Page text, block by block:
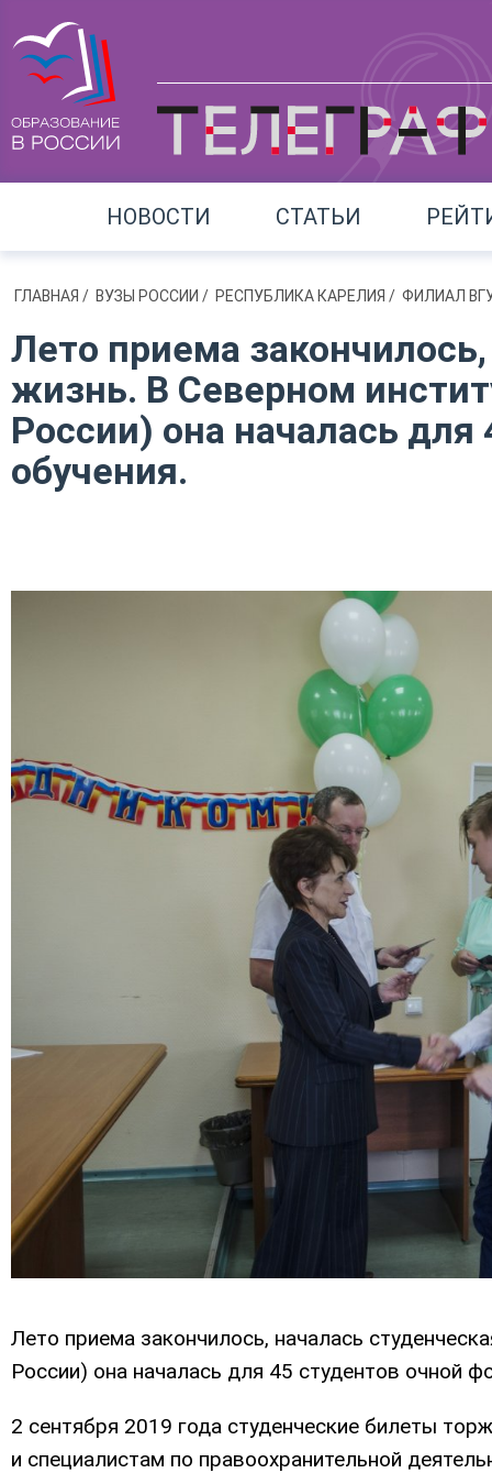
НОВОСТИ СТАТЬИ
ГЛАВНАЯ / ВУЗЫ РОССИИ / РЕСПУБЛИКА КАРЕЛИЯ / ФИЛИАЛ
Лето приема
жизнь. В Северном
России) она началась
обучения.
Лето приема закончилось, началась
России) она началась для 45 студентов очной
2 сентября 2019 года студенческие билеты
и специалистам по правоохранительной